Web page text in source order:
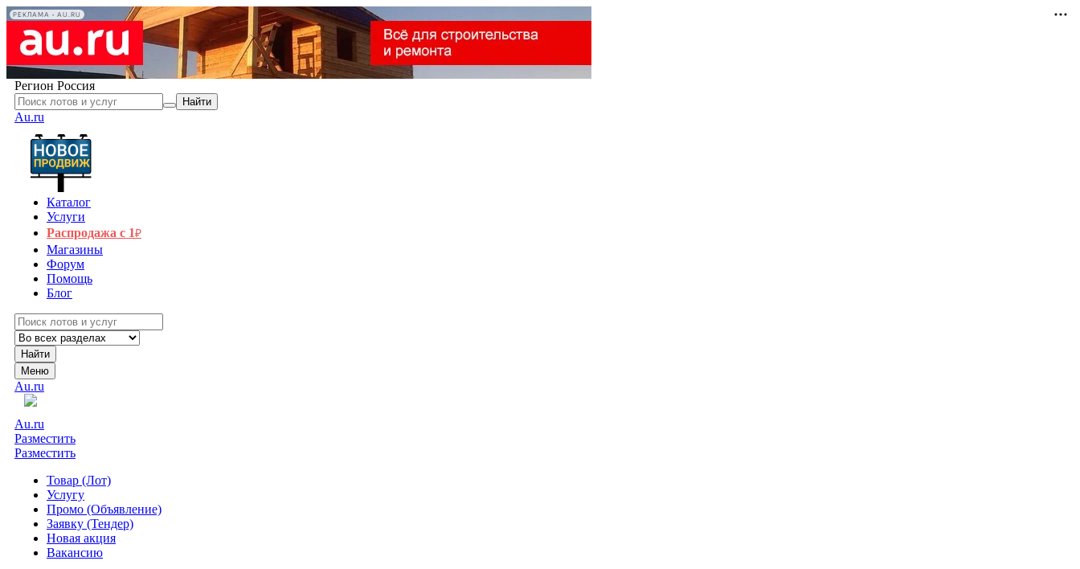
РЕКЛАМА • AU.RU
Регион Россия
Найти
Au.ru
Каталог
Услуги
Распродажа с 1₽
Магазины
Форум
Помощь
Блог
Найти
Меню
Au.ru
Au.ru
Разместить
Разместить
Товар (Лот)
Услугу
Промо (Объявление)
Заявку (Тендер)
Новая акция
Вакансию